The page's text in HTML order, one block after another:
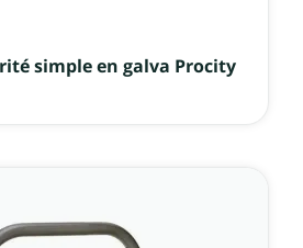
simple en galva Procity